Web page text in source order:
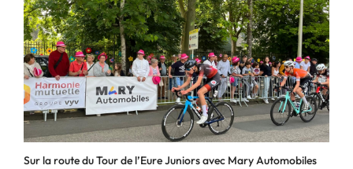
Sur la route du Tour de l’Eure Juniors avec Mary Automobiles